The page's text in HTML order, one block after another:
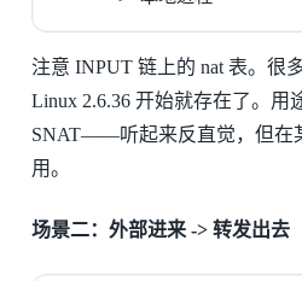
注意 INPUT 链上的 nat 表。很
Linux 2.6.36 开始就存在了。用
SNAT——听起来反直觉，但在
用。
场景二：外部进来 -> 转发出去